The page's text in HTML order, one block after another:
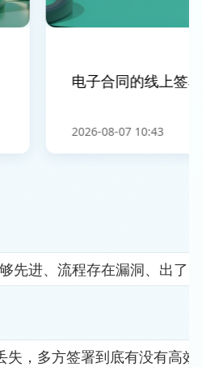
电子合同的线上签署
2026-08-07 10:43
进、流程存在漏洞、出了
，多方签署到底有没有高